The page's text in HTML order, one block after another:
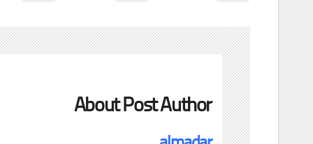
About Post Author